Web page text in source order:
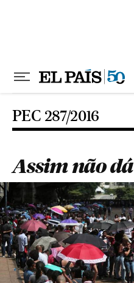
PEC 287/2016
Assim não dá